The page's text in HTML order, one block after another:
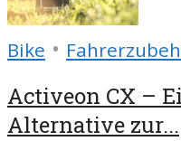
Bike •
Activeon CX –
Alternative zur...